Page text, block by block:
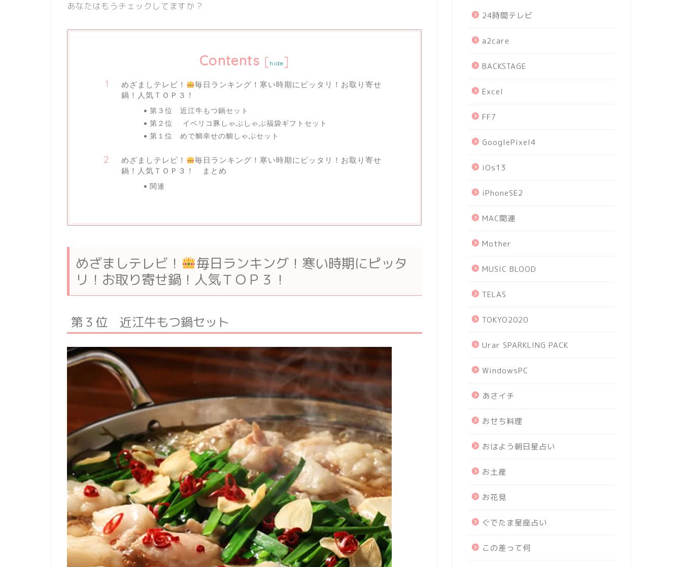
あなたはもうチェックしてますか？
Contents [hide]
めざましテレビ！
毎日ランキング！寒い時期にピッタリ！お取り寄せ
鍋！人気ＴＯＰ３！
第３位 近江牛もつ鍋セット
第２位 イベリコ豚しゃぶしゃぶ福袋ギフトセット
第１位 めで鯛幸せの鯛しゃぶセット
めざましテレビ！
毎日ランキング！寒い時期にピッタリ！お取り寄せ
鍋！人気ＴＯＰ３！ まとめ
関連
めざましテレビ！
毎日ランキング！寒い時期にピッタ
リ！お取り寄せ鍋！人気ＴＯＰ３！
第３位 近江牛もつ鍋セット
24時間テレビ
a2care
BACKSTAGE
Excel
FF7
GooglePixel4
iOs13
iPhoneSE2
MAC関連
Mother
MUSIC BLOOD
TELAS
TOKYO2020
Urar SPARKLING PACK
WindowsPC
あさイチ
おせち料理
おはよう朝日星占い
お土産
お花見
ぐでたま星座占い
この差って何